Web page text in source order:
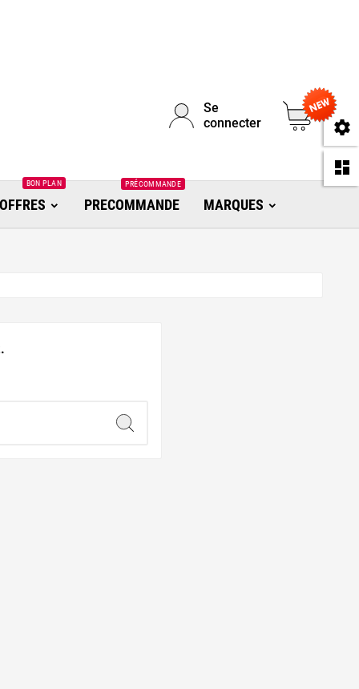
Se
connecter
0
OFFRES
BON PLAN
PRECOMMANDE
PRÉCOMMANDE
MARQUES